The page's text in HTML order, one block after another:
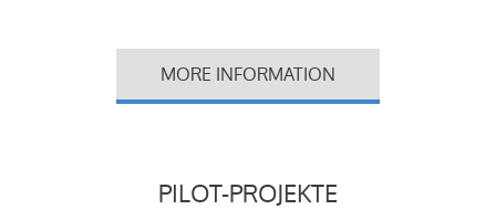
MORE INFORMATION
PILOT-PROJEKTE